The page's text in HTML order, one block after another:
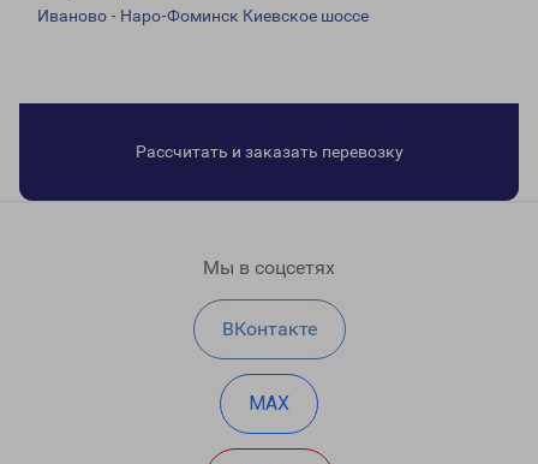
Иваново - Наро-Фоминск Киевское шоссе
Рассчитать и заказать перевозку
Мы в соцсетях
ВКонтакте
MAX